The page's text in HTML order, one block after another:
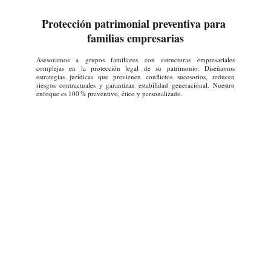
Protección patrimonial preventiva para
familias empresarias
Asesoramos a grupos familiares con estructuras empresariales
complejas en la protección legal de su patrimonio. Diseñamos
estrategias jurídicas que previenen conflictos sucesorios, reducen
riesgos contractuales y garantizan estabilidad generacional. Nuestro
enfoque es 100 % preventivo, ético y personalizado.